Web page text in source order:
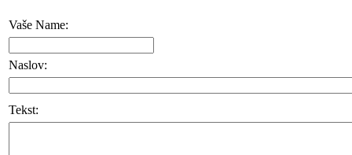
Vaše Name:
Naslov:
Tekst: